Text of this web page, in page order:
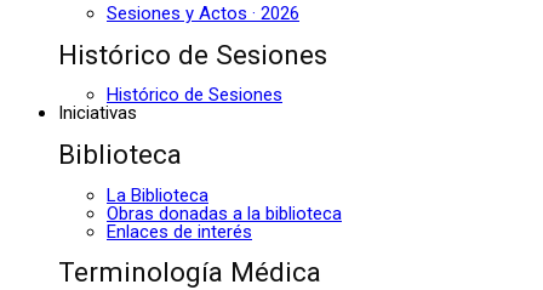
Sesiones y Actos · 2026
Histórico de Sesiones
Histórico de Sesiones
Iniciativas
Biblioteca
La Biblioteca
Obras donadas a la biblioteca
Enlaces de interés
Terminología Médica